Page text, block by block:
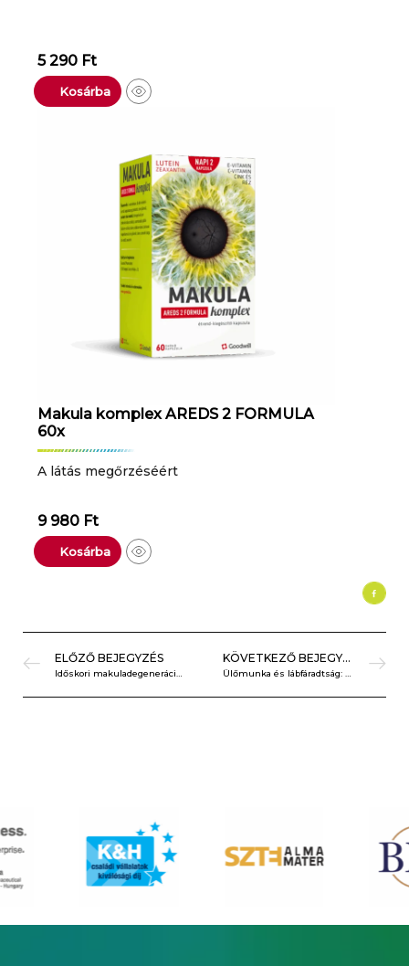
5 290 Ft
Kosárba
Makula komplex AREDS 2 FORMULA
60x
A látás megőrzéséért
9 980 Ft
Kosárba
ELŐZŐ BEJEGYZÉS KÖVETKEZŐ BEJEGYZÉS